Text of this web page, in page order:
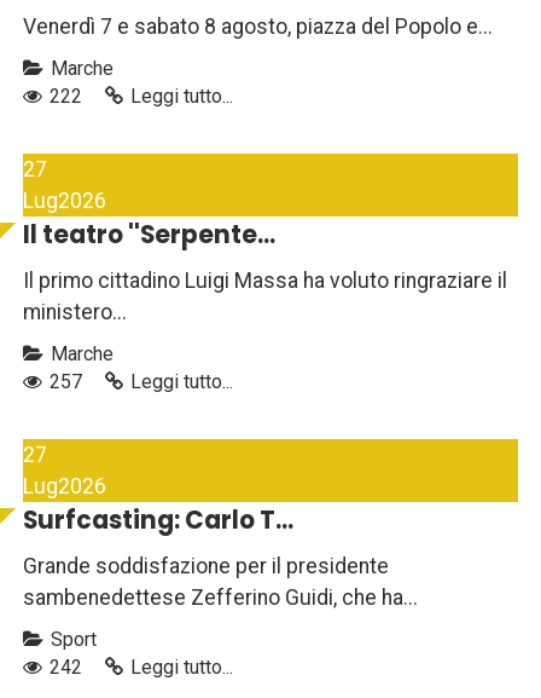
Venerdì 7 e sabato 8 agosto, piazza del Popolo e...
Marche
222
Leggi tutto...
27
Lug2026
Il teatro ''Serpente...
Il primo cittadino Luigi Massa ha voluto ringraziare il
ministero...
Marche
257
Leggi tutto...
27
Lug2026
Surfcasting: Carlo T...
Grande soddisfazione per il presidente
sambenedettese Zefferino Guidi, che ha...
Sport
242
Leggi tutto...